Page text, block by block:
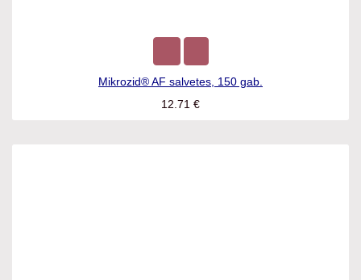
Mikrozid® AF salvetes, 150 gab.
12.71€